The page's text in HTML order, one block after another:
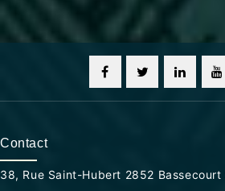
Contact
38, Rue Saint-Hubert 2852 Bassecourt